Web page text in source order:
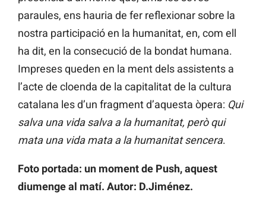
paraules, ens hauria de fer reflexionar sobre la
nostra participació en la humanitat, en, com ell
ha dit, en la consecució de la bondat humana.
Impreses queden en la ment dels assistents a
l’acte de cloenda de la capitalitat de la cultura
catalana les d’un fragment d’aquesta òpera: Qui
salva una vida salva a la humanitat, però qui
mata una vida mata a la humanitat sencera.
Foto portada: un moment de Push, aquest
diumenge al matí. Autor: D.Jiménez.